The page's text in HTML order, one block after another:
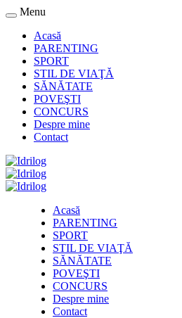
Menu
Acasă
PARENTING
SPORT
STIL DE VIAŢĂ
SĂNĂTATE
POVEŞTI
CONCURS
Despre mine
Contact
Acasă
PARENTING
SPORT
STIL DE VIAŢĂ
SĂNĂTATE
POVEŞTI
CONCURS
Despre mine
Contact